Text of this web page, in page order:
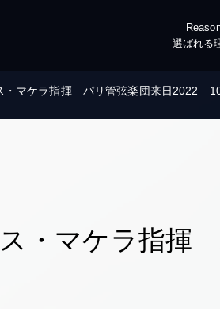
選ばれる
・マケラ指揮 パリ管弦楽団来日2022
・マケラ指